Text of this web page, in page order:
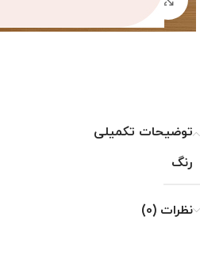
توضیحات تکمیلی
رنگ
نظرات (0)